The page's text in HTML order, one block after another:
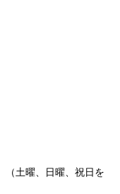
（土曜、日曜、祝日を